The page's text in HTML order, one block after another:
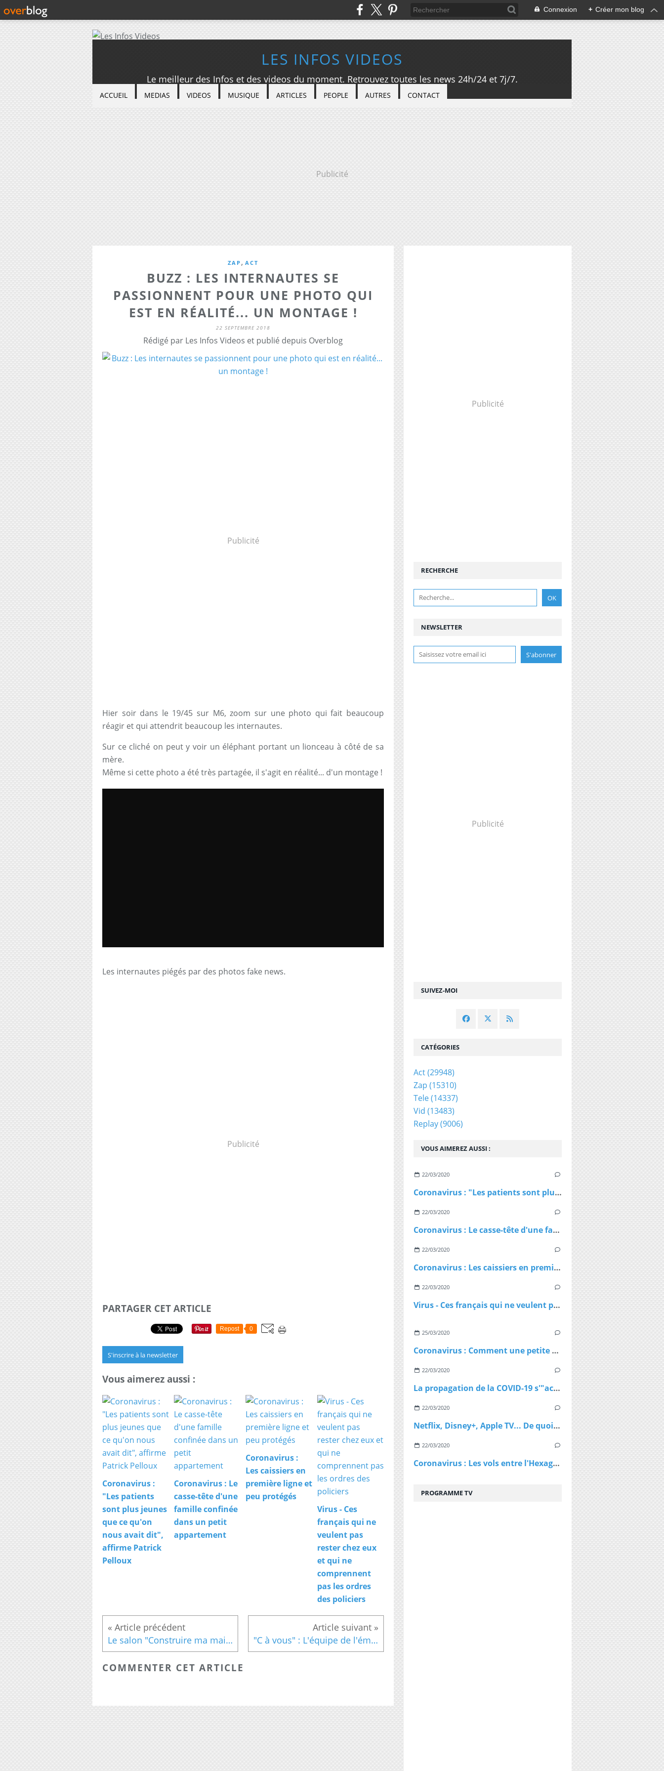
Connexion + Créer mon blog
LES INFOS VIDEOS
Le meilleur des Infos et des videos du moment. Retrouvez toutes les news 24h/24 et 7j/7.
ACCUEIL MEDIAS VIDEOS MUSIQUE ARTICLES PEOPLE AUTRES CONTACT
Publicité
ZAP , ACT
BUZZ : LES INTERNAUTES SE
PASSIONNENT POUR UNE PHOTO QUI
EST EN RÉALITÉ... UN MONTAGE !
22 SEPTEMBRE 2018
Rédigé par Les Infos Videos et publié depuis Overblog
Publicité
Hier soir dans le 19/45 sur M6, zoom sur une photo qui fait beaucoup
réagir et qui attendrit beaucoup les internautes.
Sur ce cliché on peut y voir un éléphant portant un lionceau à côté de sa
mère.
Même si cette photo a été très partagée, il s'agit en réalité... d'un montage !
Les internautes piégés par des photos fake news.
Publicité
PARTAGER CET ARTICLE
Repost 0
S'inscrire à la newsletter
Vous aimerez aussi :
Coronavirus :
"Les patients
sont plus jeunes
que ce qu'on
nous avait dit",
affirme Patrick
Pelloux
Coronavirus : Le
casse-tête d'une
famille confinée
dans un petit
appartement
Coronavirus :
Les caissiers en
première ligne et
peu protégés
Virus - Ces
français qui ne
veulent pas
rester chez eux
et qui ne
comprennent
pas les ordres
des policiers
Le salon "Construire ma maison" à Paris "C à vous" : L'équipe de l'émission confrontée à une traduction... très compliquée !
COMMENTER CET ARTICLE
Publicité
NEWSLETTER
SUIVEZ-MOI
RECHERCHE
Publicité
VOUS AIMEREZ AUSSI :
22/03/2020
Coronavirus : "Les patients sont plus jeunes que ce qu'on nous avait dit", affirme Patrick Pelloux
22/03/2020
Coronavirus : Le casse-tête d'une famille confinée dans un petit appartement
22/03/2020
Coronavirus : Les caissiers en première ligne et peu protégés
22/03/2020
Virus - Ces français qui ne veulent pas rester chez eux et qui ne comprennent pas les ordres des policiers
25/03/2020
Coronavirus : Comment une petite station de ski autrichienne a accéléré la propagation du virus
22/03/2020
La propagation de la COVID-19 s'"accélère" au Royaume-Uni
22/03/2020
Netflix, Disney+, Apple TV... De quoi passer du bon temps pendant le confinement
22/03/2020
Coronavirus : Les vols entre l'Hexagone et l'Outre-Mer interdits dès lundi
CATÉGORIES
Act(29948)
Zap (15310)
Tele(14337)
Vid (13483)
Replay(9006)
PROGRAMME TV